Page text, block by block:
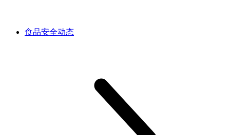
食品安全动态